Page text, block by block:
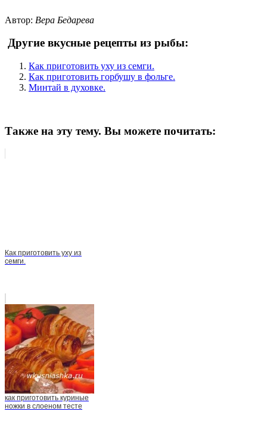
Автор: Вера Бедарева
Другие вкусные рецепты из рыбы:
Как приготовить уху из семги.
Как приготовить горбушу в фольге.
Минтай в духовке.
Также на эту тему. Вы можете почитать:
Как приготовить уху из
семги.
как приготовить куриные
ножки в слоеном тесте